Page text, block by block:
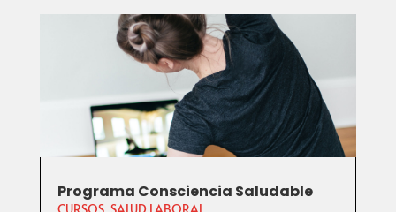
Programa Consciencia Saludable
CURSOS, SALUD LABORAL